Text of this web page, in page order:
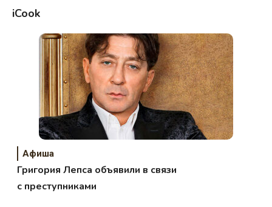
iCook
Афиша
Григория Лепса объявили в связи
с преступниками